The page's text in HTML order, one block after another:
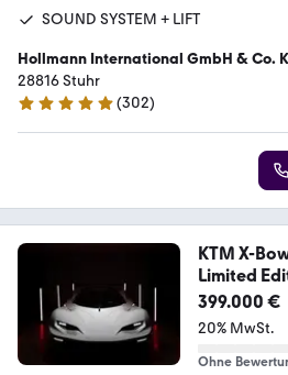
SOUND SYSTEM + LIFT
Hollmann International GmbH & Co.
28816 Stuhr
4.9 Sterne
(302)
KTM X-
Limited
399.000 €
20% MwSt.
Ohne